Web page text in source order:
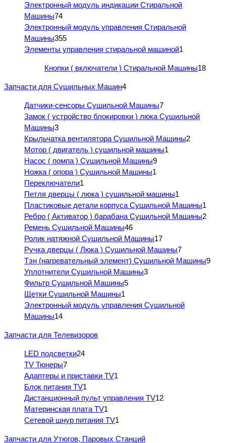
Электронный модуль индикации Стиральной
Машины74
Электронный модуль управления Стиральной
Машины355
Элементы управления стиральной машиной1
Кнопки ( включатели ) Стиральной Машины18
Запчасти для Сушильных Машин4
Датчики-сенсоры Сушильной Машины7
Замок ( устройство блокировки ) люка Сушильной
Машины3
Крыльчатка вентилятора Сушильной Машины2
Мотор ( двигатель ) сушильной машины1
Насос ( помпа ) Сушильной Машины9
Ножка ( опора ) Сушильной Машины1
Переключатели1
Петля дверцы ( люка ) сушильной машины1
Пластиковые детали корпуса Сушильной Машины1
Ребро ( Активатор ) барабана Сушильной Машины2
Ремень Сушильной Машины46
Ролик натяжной Сушильной Машины17
Ручка дверцы ( Люка ) Сушильной Машины7
Тэн (нагревательный элемент) Сушильной Машины9
Уплотнители Сушильной Машины3
Фильтр Сушильной Машины5
Щетки Сушильной Машины1
Электронный модуль управления Сушильной
Машины14
Запчасти для Телевизоров
LED подсветки24
TV Тюнеры7
Адаптеры и приставки TV1
Блок питания TV1
Дистанционный пульт управления TV12
Материнская плата TV1
Сетевой шнур питания TV1
Запчасти для Утюгов, Паровых Станций